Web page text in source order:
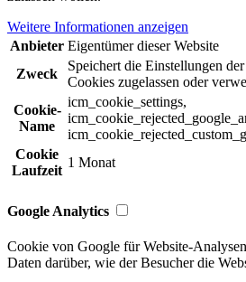
Weitere Informationen anzeigen
Anbieter Eigentümer dieser Website
Zweck
Speichert die Einstellungen
Cookies zugelassen oder
Cookie-
Name
icm_cookie_settings,
Cookie
Laufzeit
1 Monat
Google Analytics
Cookie von Google für Website-
Daten darüber, wie der Besucher die